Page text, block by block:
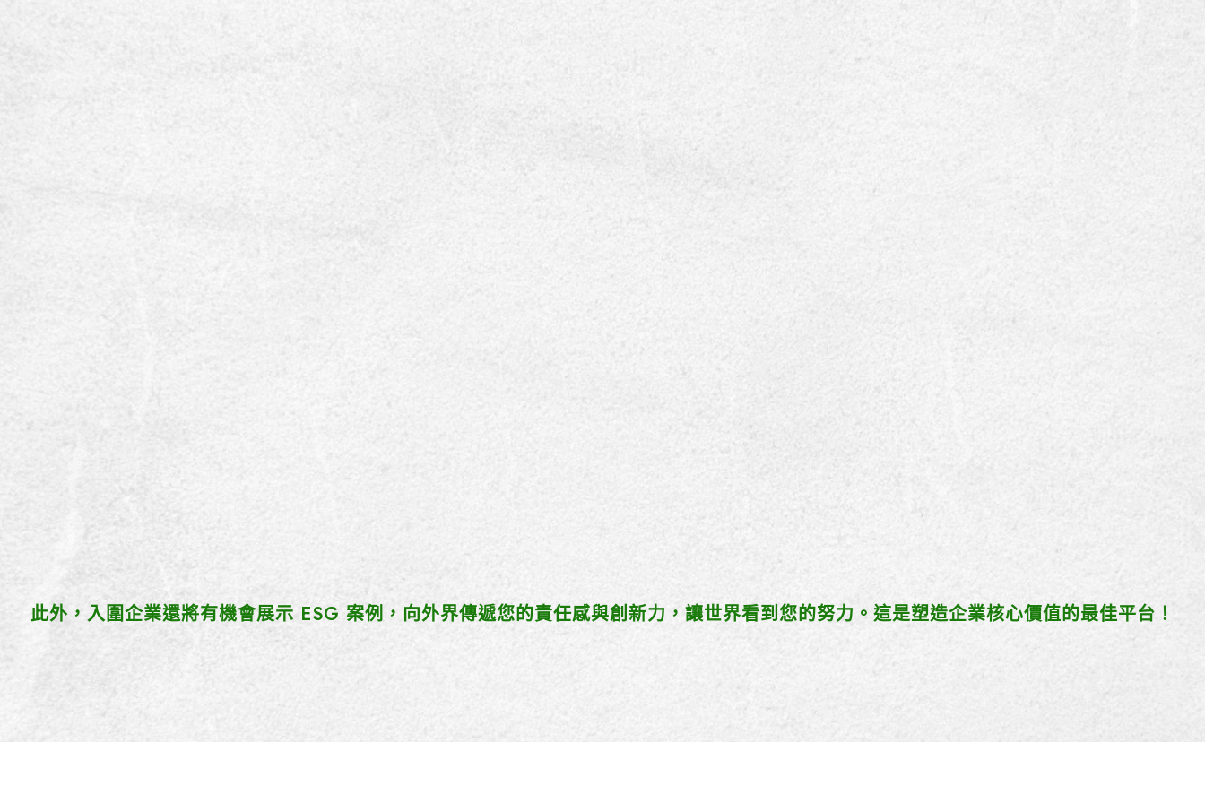
此外，入圍企業還將有機會展示 ESG 案例，向外界傳遞您的責任感與創新力，讓世界看到您的努力。這是塑造企業核心價值的最佳平台！